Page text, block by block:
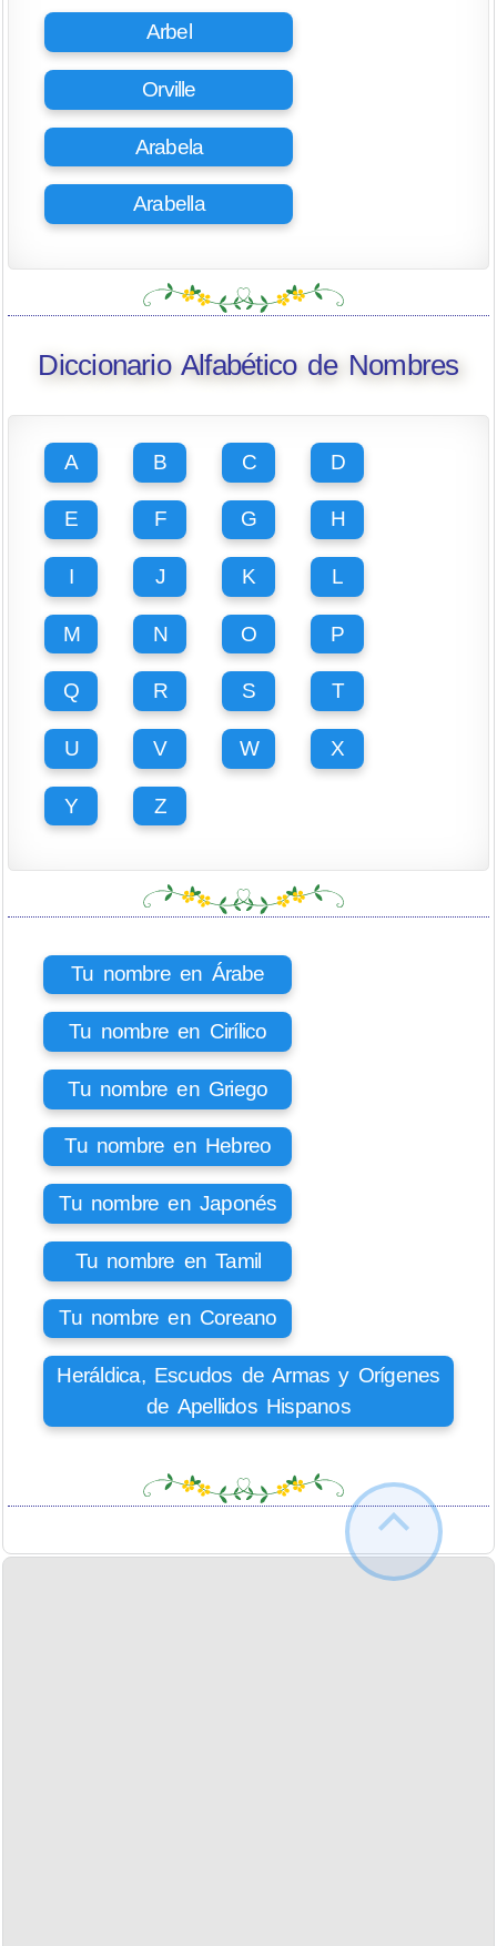
Arbel
Orville
Arabela
Arabella
Diccionario Alfabético de Nombres
A B C D
E F G H
I J K L
M N O P
Q R S T
U V W X
Y Z
Tu nombre en Árabe
Tu nombre en Cirílico
Tu nombre en Griego
Tu nombre en Hebreo
Tu nombre en Japonés
Tu nombre en Tamil
Tu nombre en Coreano
Heráldica, Escudos de Armas y Orígenes
de Apellidos Hispanos